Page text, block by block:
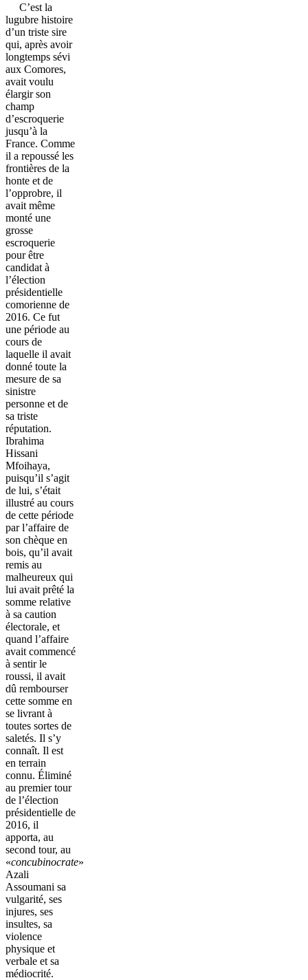
C’est la
lugubre histoire
d’un triste sire
qui, après avoir
longtemps sévi
aux Comores,
avait voulu
élargir son
champ
d’escroquerie
jusqu’à la
France. Comme
il a repoussé les
frontières de la
honte et de
l’opprobre, il
avait même
monté une
grosse
escroquerie
pour être
candidat à
l’élection
présidentielle
comorienne de
2016. Ce fut
une période au
cours de
laquelle il avait
donné toute la
mesure de sa
sinistre
personne et de
sa triste
réputation.
Ibrahima
Hissani
Mfoihaya,
puisqu’il s’agit
de lui, s’était
illustré au cours
de cette période
par l’affaire de
son chèque en
bois, qu’il avait
remis au
malheureux qui
lui avait prêté la
somme relative
à sa caution
électorale, et
quand l’affaire
avait commencé
à sentir le
roussi, il avait
dû rembourser
cette somme en
se livrant à
toutes sortes de
saletés. Il s’y
connaît. Il est
en terrain
connu. Éliminé
au premier tour
de l’élection
présidentielle de
2016, il
apporta, au
second tour, au
«concubinocrate»
Azali
Assoumani sa
vulgarité, ses
injures, ses
insultes, sa
violence
physique et
verbale et sa
médiocrité.